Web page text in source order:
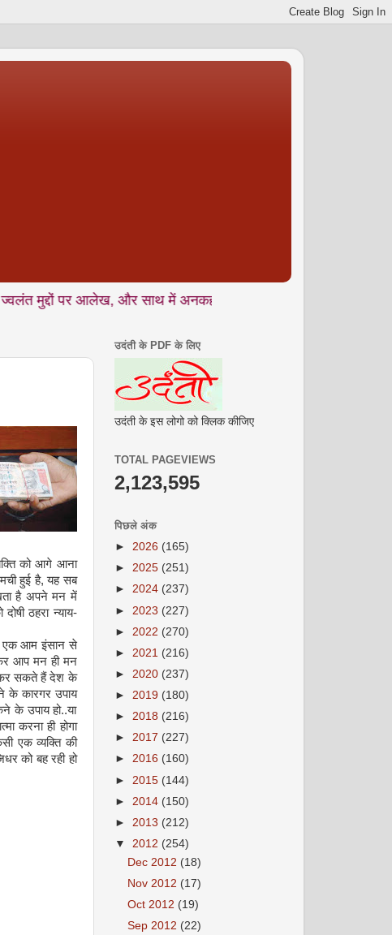
आलेख, और साथ में अनकही • यात्रा वृतांत • संस्मरण • कहानी • कविता
को आगे आना
हुई है, यह सब
है अपने मन में
ठहरा न्याय-
है एक आम इंसान से
आप मन ही मन
कर सकते हैं देश के
के कारगर उपाय
के उपाय हो..या
करना ही होगा
एक व्यक्ति की
को बह रही हो
उदंती के PDF के लिए
उदंती के इस लोगो को क्लिक कीजिए
TOTAL PAGEVIEWS
2,123,595
पिछले अंक
► 2026 (165)
► 2025 (251)
► 2024 (237)
► 2023 (227)
► 2022 (270)
► 2021 (216)
► 2020 (237)
► 2019 (180)
► 2018 (216)
► 2017 (227)
► 2016 (160)
► 2015 (144)
► 2014 (150)
► 2013 (212)
▼ 2012 (254)
Dec 2012 (18)
Nov 2012 (17)
Oct 2012 (19)
Sep 2012 (22)